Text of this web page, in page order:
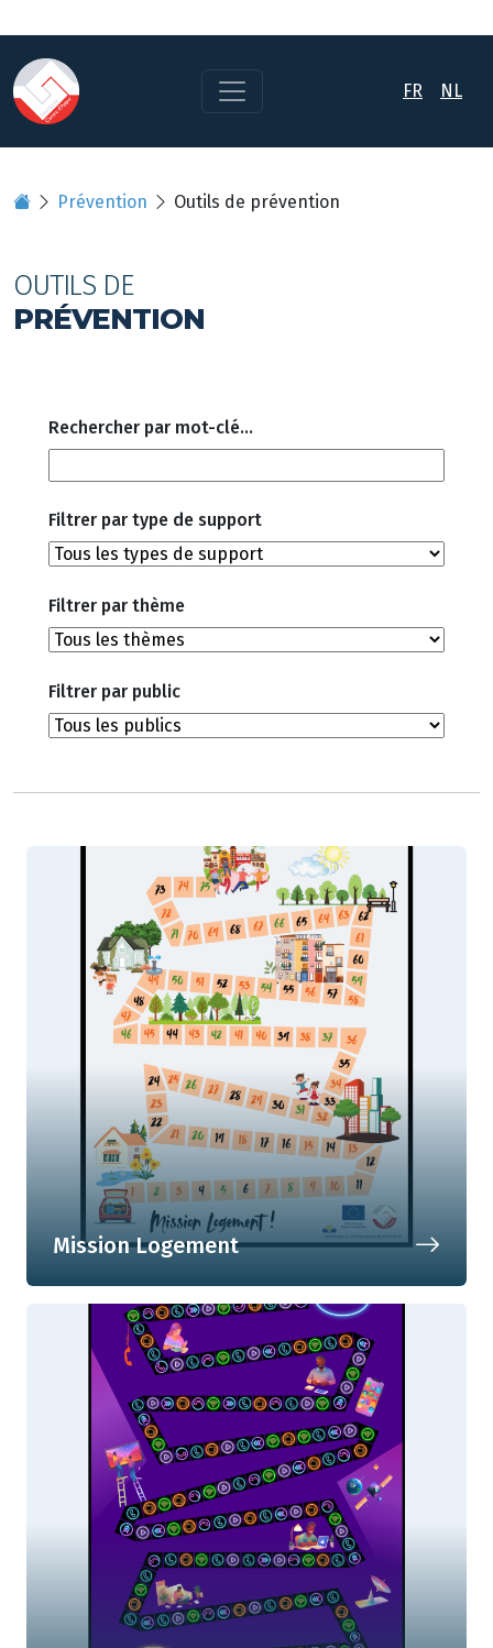
FR NL
Prévention Outils de prévention
OUTILS DE
PRÉVENTION
Rechercher par mot-clé...
Filtrer par type de support
Filtrer par thème
Filtrer par public
Mission Logement